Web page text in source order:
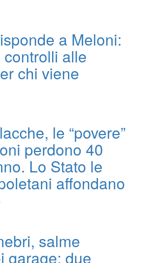
a Meloni:
alle
chi viene
le “povere”
perdono 40
Lo Stato le
affondano
salme
garage: due